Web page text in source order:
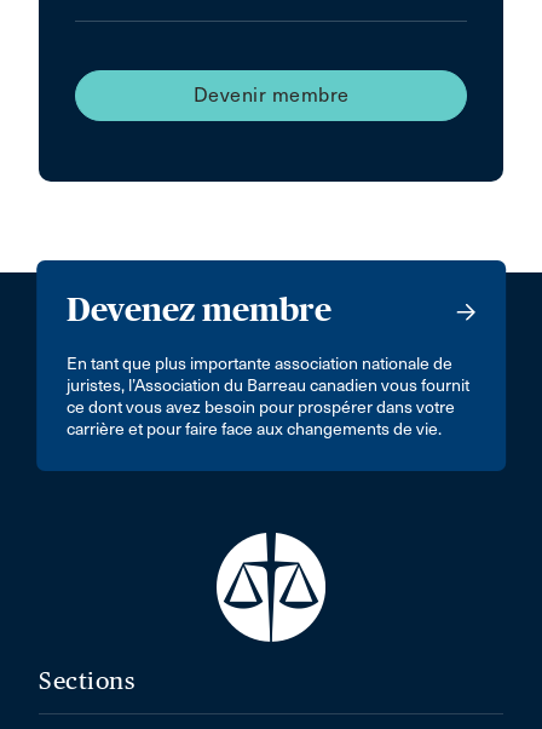
Devenir membre
Devenez membre
En tant que plus importante association nationale de
juristes, l’Association du Barreau canadien vous fournit
ce dont vous avez besoin pour prospérer dans votre
carrière et pour faire face aux changements de vie.
Sections